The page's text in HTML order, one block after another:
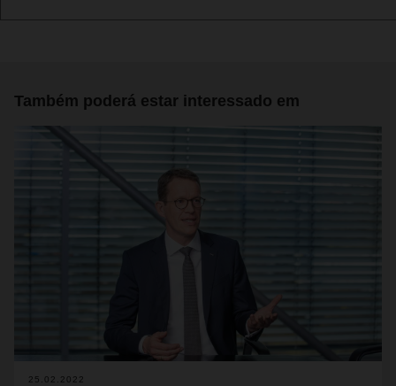
Também poderá estar interessado em
25.02.2022